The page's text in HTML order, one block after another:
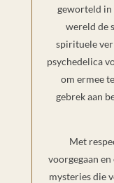
geworteld
wereld de
spirituele
psychedelica
om ermee
gebrek aan
Met
voorgegaan
mysteries die